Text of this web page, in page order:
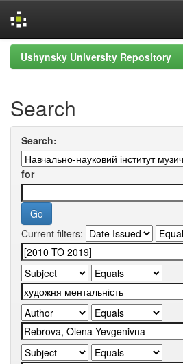
Skip
navigation
Ushynsky University Repository
Search
Search:
for
Current filters: